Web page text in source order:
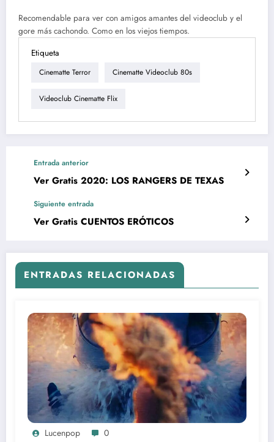
Recomendable para ver con amigos amantes del videoclub y el
gore más cachondo. Como en los viejos tiempos.
Etiqueta
Cinematte Terror Cinematte Videoclub 80s
Videoclub Cinematte Flix
Entrada anterior
Ver Gratis 2020: LOS RANGERS DE TEXAS
Siguiente entrada
Ver Gratis CUENTOS ERÓTICOS
ENTRADAS RELACIONADAS
Lucenpop 0